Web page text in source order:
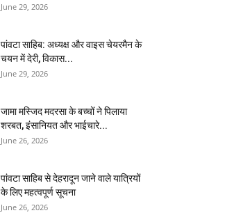
June 29, 2026
पांवटा साहिब: अध्यक्ष और वाइस चेयरमैन के
चयन में देरी, विकास...
June 29, 2026
जामा मस्जिद मदरसा के बच्चों ने पिलाया
शरबत, इंसानियत और भाईचारे...
June 26, 2026
पांवटा साहिब से देहरादून जाने वाले यात्रियों
के लिए महत्वपूर्ण सूचना
June 26, 2026